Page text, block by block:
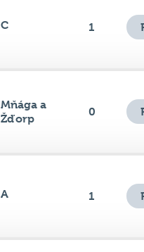
C 1
Mňága a
Žďorp
0
A 1